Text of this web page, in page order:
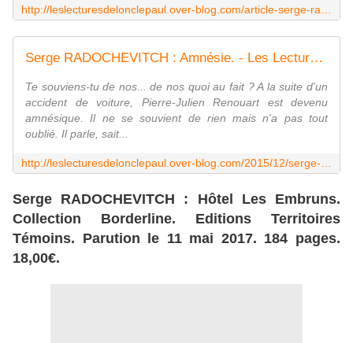
Serge RADOCHEVITCH : Amnésie. - Les Lectures de l'Oncle Paul
Te souviens-tu de nos... de nos quoi au fait ? A la suite d'un
accident de voiture, Pierre-Julien Renouart est devenu
amnésique. Il ne se souvient de rien mais n'a pas tout
oublié. Il parle, sait...
Serge RADOCHEVITCH : Hôtel Les Embruns.
Collection Borderline. Editions Territoires
Témoins. Parution le 11 mai 2017. 184 pages.
18,00€.